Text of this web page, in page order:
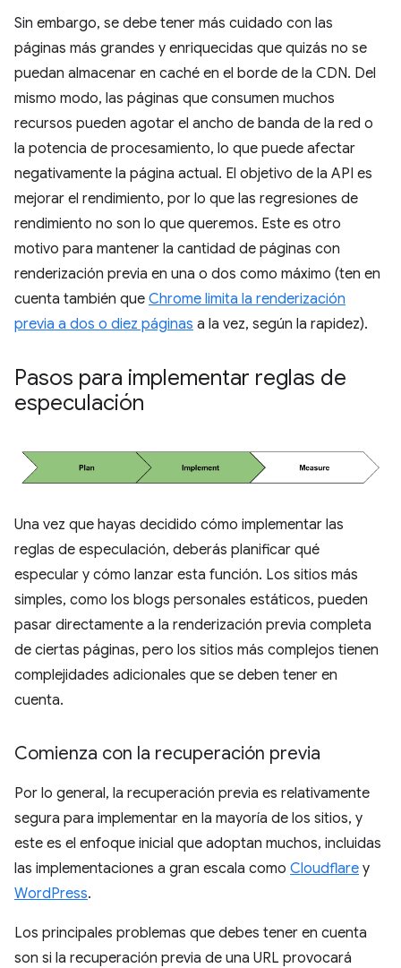
Sin embargo, se debe tener más cuidado con las
páginas más grandes y enriquecidas que quizás no se
puedan almacenar en caché en el borde de la CDN. Del
mismo modo, las páginas que consumen muchos
recursos pueden agotar el ancho de banda de la red o
la potencia de procesamiento, lo que puede afectar
negativamente la página actual. El objetivo de la API es
mejorar el rendimiento, por lo que las regresiones de
rendimiento no son lo que queremos. Este es otro
motivo para mantener la cantidad de páginas con
renderización previa en una o dos como máximo (ten en
cuenta también que Chrome limita la renderización
previa a dos o diez páginas a la vez, según la rapidez).
Pasos para implementar reglas de
especulación
Una vez que hayas decidido cómo implementar las
reglas de especulación, deberás planificar qué
especular y cómo lanzar esta función. Los sitios más
simples, como los blogs personales estáticos, pueden
pasar directamente a la renderización previa completa
de ciertas páginas, pero los sitios más complejos tienen
complejidades adicionales que se deben tener en
cuenta.
Comienza con la recuperación previa
Por lo general, la recuperación previa es relativamente
segura para implementar en la mayoría de los sitios, y
este es el enfoque inicial que adoptan muchos, incluidas
las implementaciones a gran escala como Cloudflare y
WordPress.
Los principales problemas que debes tener en cuenta
son si la recuperación previa de una URL provocará